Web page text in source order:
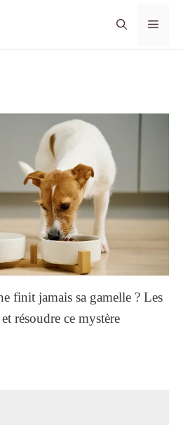
finit jamais sa gamelle ? Les
résoudre ce mystère